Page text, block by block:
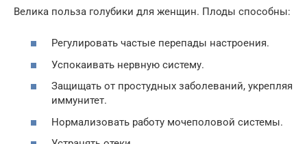
Велика польза голубики для женщин. Плоды способны:
Регулировать частые перепады настроения.
Успокаивать нервную систему.
Защищать от простудных заболеваний, укрепляя
иммунитет.
Нормализовать работу мочеполовой системы.